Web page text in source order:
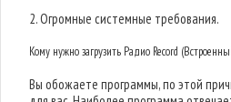
2. Огромные системные требования.
Кому нужно загрузить Радио Record
Вы обожаете программы, по этой